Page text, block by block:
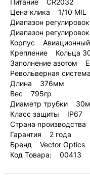
Питание CR2032
Цена клика 1/10 MIL
Диапазон
Диапазон
Корпус
Крепление Кольца
Заполнение азотом
Револьверная
Длина 376мм
Вес 795гр
Диаметр трубки
Класс защиты IP67
Страна
Гарантия 2 года
Бренд Vector Optics
Код Товара: 00413